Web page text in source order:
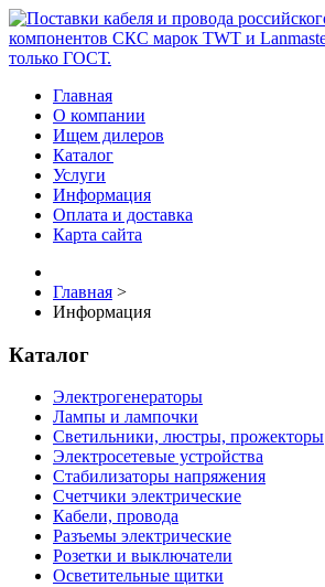
Главная
О компании
Ищем дилеров
Каталог
Услуги
Информация
Оплата и доставка
Карта сайта
Главная >
Информация
Каталог
Электрогенераторы
Лампы и лампочки
Светильники, люстры, прожекторы
Электросетевые устройства
Стабилизаторы напряжения
Счетчики электрические
Кабели, провода
Разъемы электрические
Розетки и выключатели
Осветительные щитки